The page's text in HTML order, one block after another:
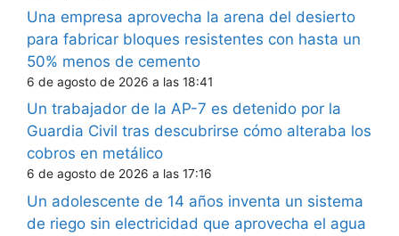
Una empresa aprovecha la arena del desierto
para fabricar bloques resistentes con hasta un
50% menos de cemento
6 de agosto de 2026 a las 18:41
Un trabajador de la AP-7 es detenido por la
Guardia Civil tras descubrirse cómo alteraba los
cobros en metálico
6 de agosto de 2026 a las 17:16
Un adolescente de 14 años inventa un sistema
de riego sin electricidad que aprovecha el agua